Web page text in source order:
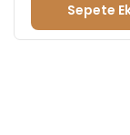
Sepete